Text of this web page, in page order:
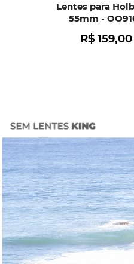
Lentes para
55mm -
R$ 159,00